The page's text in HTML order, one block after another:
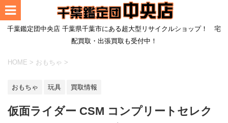
千葉鑑定団中央店 千葉県千葉市にある超大型リサイクルショップ！ 宅
配買取・出張買取も受付中！
HOME > おもちゃ >
おもちゃ 玩具 買取情報
仮面ライダー CSM コンプリートセレク